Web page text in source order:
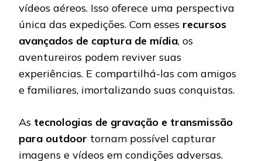
vídeos aéreos. Isso oferece uma perspectiva
única das expedições. Com esses recursos
avançados de captura de mídia, os
aventureiros podem reviver suas
experiências. E compartilhá-las com amigos
e familiares, imortalizando suas conquistas.
As tecnologias de gravação e transmissão
para outdoor tornam possível capturar
imagens e vídeos em condições adversas.